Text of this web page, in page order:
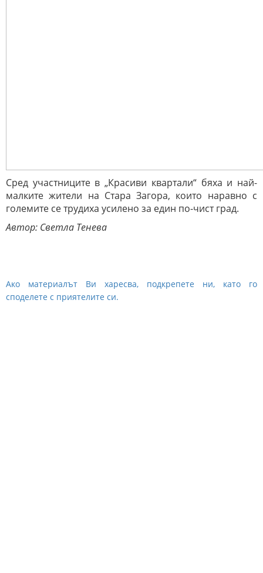
Сред участниците в „Красиви квартали“ бяха и най-
малките жители на Стара Загора, които наравно с
големите се трудиха усилено за един по-чист град.
Автор: Светла Тенева
Ако материалът Ви харесва, подкрепете ни, като го
споделете с приятелите си.